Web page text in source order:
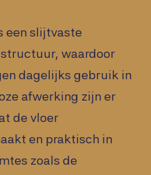
een slijtvaste
waardoor
dagelijks gebruik in
afwerking zijn er
de vloer
en praktisch in
zoals de